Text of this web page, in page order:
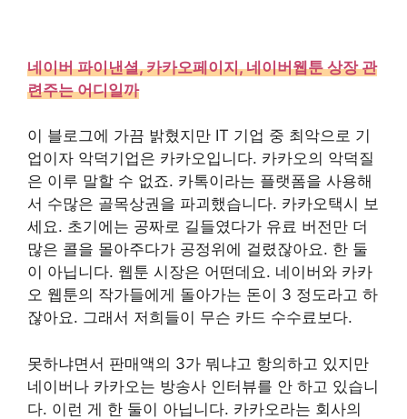
네이버 파이낸셜, 카카오페이지, 네이버웹툰 상장 관
련주는 어디일까
이 블로그에 가끔 밝혔지만 IT 기업 중 최악으로 기
업이자 악덕기업은 카카오입니다. 카카오의 악덕질
은 이루 말할 수 없죠. 카톡이라는 플랫폼을 사용해
서 수많은 골목상권을 파괴했습니다. 카카오택시 보
세요. 초기에는 공짜로 길들였다가 유료 버전만 더
많은 콜을 몰아주다가 공정위에 걸렸잖아요. 한 둘
이 아닙니다. 웹툰 시장은 어떤데요. 네이버와 카카
오 웹툰의 작가들에게 돌아가는 돈이 3 정도라고 하
잖아요. 그래서 저희들이 무슨 카드 수수료보다.
못하냐면서 판매액의 3가 뭐냐고 항의하고 있지만
네이버나 카카오는 방송사 인터뷰를 안 하고 있습니
다. 이런 게 한 둘이 아닙니다. 카카오라는 회사의